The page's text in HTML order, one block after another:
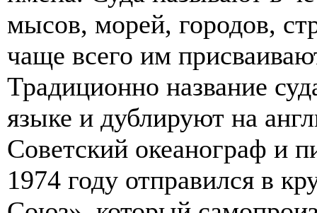
мысов, морей, городов,
чаще всего им
Традиционно название
языке и дублируют на
Советский океанограф и
1974 году отправился в